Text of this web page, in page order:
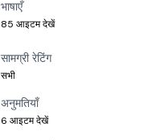
भाषाएँ
85 आइटम देखें
सामग्री रेटिंग
सभी
अनुमतियाँ
6 आइटम देखें